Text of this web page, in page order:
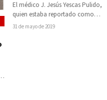
El médico J. Jesús Yescas Pulido,
quien estaba reportado como
desaparecido desde el miércoles
31 de mayo de 2019